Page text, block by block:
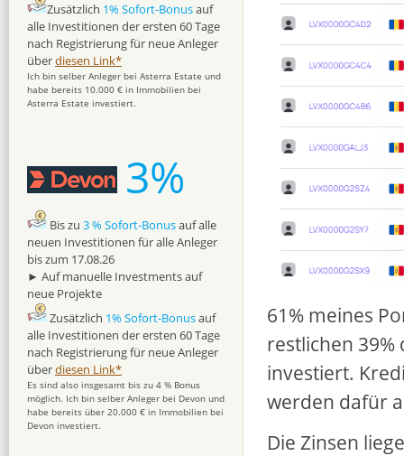
61% meines
restlichen
investiert.
werden dafür
Die Zinsen
Zusätzlich 1% Sofort-Bonusauf
alle Investitionen der ersten 60 Tage
nach Registrierung für neue Anleger
überdiesen Link*
Ich bin selber Anleger bei Asterra Estate und
habe bereits 10.000 € in Immobilien bei
Asterra Estate investiert.
3%
Bis zu 3 % Sofort-Bonusauf alle
neuen Investitionen für alle Anleger
bis zum 17.08.26
► Auf manuelle Investments auf
neue Projekte
Zusätzlich 1% Sofort-Bonusauf
alle Investitionen der ersten 60 Tage
nach Registrierung für neue Anleger
überdiesen Link*
Es sind also insgesamt bis zu 4 % Bonus
möglich. Ich bin selber Anleger bei Devon und
habe bereits über 20.000 € in Immobilien bei
Devon investiert.